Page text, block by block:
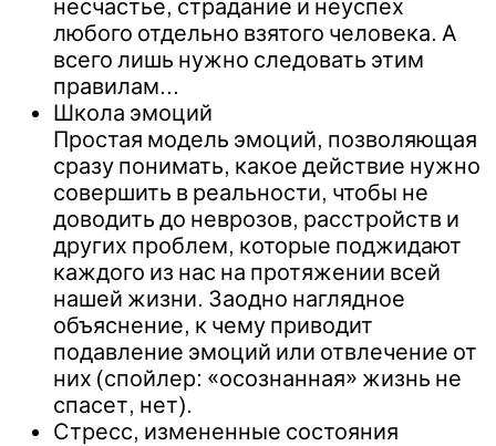
несчастье, страдание и неуспех
любого отдельно взятого человека. А
всего лишь нужно следовать этим
правилам…
Школа эмоций
Простая модель эмоций, позволяющая
сразу понимать, какое действие нужно
совершить в реальности, чтобы не
доводить до неврозов, расстройств и
других проблем, которые поджидают
каждого из нас на протяжении всей
нашей жизни. Заодно наглядное
объяснение, к чему приводит
подавление эмоций или отвлечение от
них (спойлер: «осознанная» жизнь не
спасет, нет).
Стресс, измененные состояния